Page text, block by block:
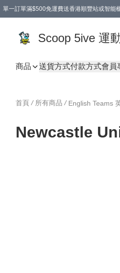
單一訂單滿$500免運費送香港順豐站或智能
Scoop 5ive 運
商品 送貨方式付款方式會員
首頁 / 所有商品 / English Teams
Newcastle